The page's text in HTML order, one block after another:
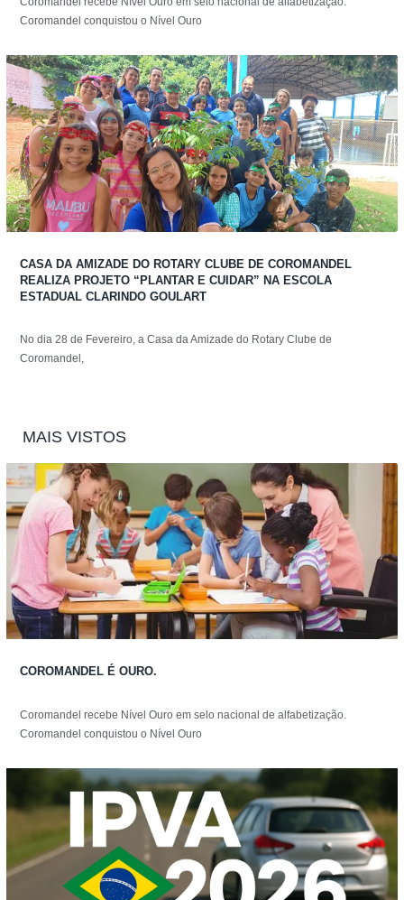
Coromandel conquistou o Nível Ouro
CASA DA AMIZADE DO ROTARY CLUBE DE COROMANDEL
REALIZA PROJETO “PLANTAR E CUIDAR” NA ESCOLA
ESTADUAL CLARINDO GOULART
No dia 28 de Fevereiro, a Casa da Amizade do Rotary Clube de
Coromandel,
MAIS VISTOS
COROMANDEL É OURO.
Coromandel recebe Nível Ouro em selo nacional de alfabetização.
Coromandel conquistou o Nível Ouro